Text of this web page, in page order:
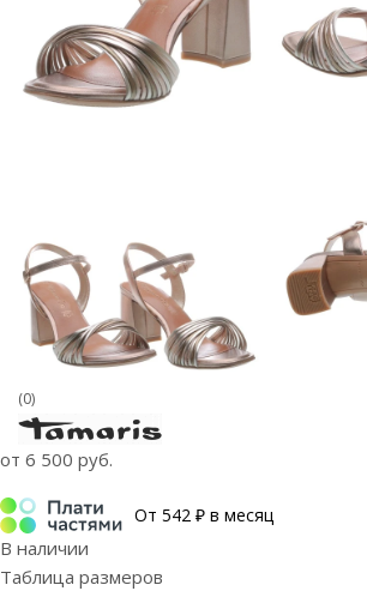
(0)
от 6 500 руб.
От 542 ₽ в месяц
В наличии
Таблица размеров